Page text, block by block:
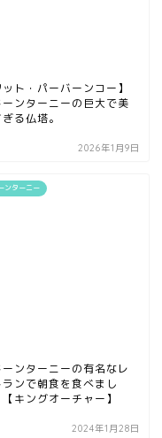
ット・パーバーンコー】
ーンターニーの巨大で美
る仏塔。
2026年1月9日
ンターニー
ーンターニーの有名なレ
ランで朝食を食べまし
キングオーチャー】
2024年1月28日